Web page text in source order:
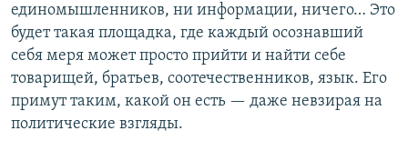
единомышленников, ни информации, ничего… Это
будет такая площадка, где каждый осознавший
себя меря может просто прийти и найти себе
товарищей, братьев, соотечественников, язык. Его
примут таким, какой он есть — даже невзирая на
политические взгляды.